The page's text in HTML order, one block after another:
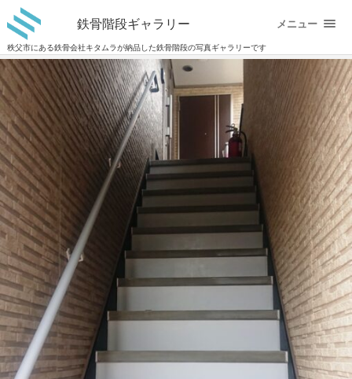
鉄骨階段ギャラリー
秩父市にある鉄骨会社キタムラが納品した鉄骨階段の写真ギャラリーです
メニュー